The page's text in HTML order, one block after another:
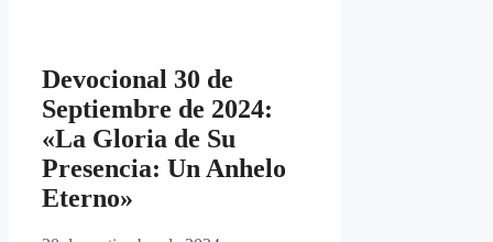
Devocional 30 de
Septiembre de 2024:
«La Gloria de Su
Presencia: Un Anhelo
Eterno»